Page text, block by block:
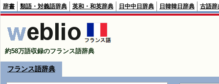
辞書 類語・対義語辞典 英和・和英辞典 日中中日辞典 日韓韓日辞典 古語辞
約58万語収録のフランス語辞典
フランス語辞典